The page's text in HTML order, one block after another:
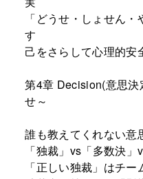
「どうせ・しょせん
す
己をさらして心理的安
第4章 Decision(意思
せ～
誰も教えてくれない意
「独裁」vs「多数決」
「正しい独裁」はチ